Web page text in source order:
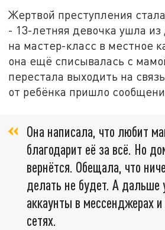
Жертвой преступления
- 13-летняя девочка ушла из
на мастер-класс в местное
она ещё списывалась с
перестала выходить на
от ребёнка пришло
Она написала, что любит
благодарит её за всё. Но
вернётся. Обещала, что
делать не будет. А дальше
аккаунты в мессенджерах
сетях.